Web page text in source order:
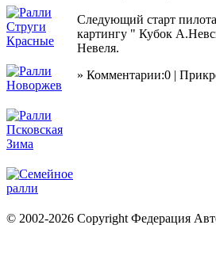
Следующий старт
картингу " Кубок
Невеля.
» Комментарии:0 |
© 2002-2026 Copyright Федерация